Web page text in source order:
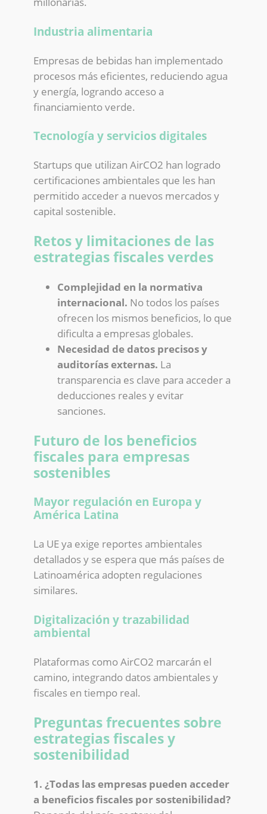
Industria alimentaria
Empresas de bebidas han implementado
procesos más eficientes, reduciendo agua
y energía, logrando acceso a
financiamiento verde.
Tecnología y servicios digitales
Startups que utilizan AirCO2 han logrado
certificaciones ambientales que les han
permitido acceder a nuevos mercados y
capital sostenible.
Retos y limitaciones de las
estrategias fiscales verdes
Complejidad en la normativa
internacional. No todos los países
ofrecen los mismos beneficios, lo que
dificulta a empresas globales.
Necesidad de datos precisos y
auditorías externas. La
transparencia es clave para acceder a
deducciones reales y evitar
sanciones.
Futuro de los beneficios
fiscales para empresas
sostenibles
Mayor regulación en Europa y
América Latina
La UE ya exige reportes ambientales
detallados y se espera que más países de
Latinoamérica adopten regulaciones
similares.
Digitalización y trazabilidad
ambiental
Plataformas como AirCO2 marcarán el
camino, integrando datos ambientales y
fiscales en tiempo real.
Preguntas frecuentes sobre
estrategias fiscales y
sostenibilidad
1. ¿Todas las empresas pueden acceder
a beneficios fiscales por sostenibilidad?